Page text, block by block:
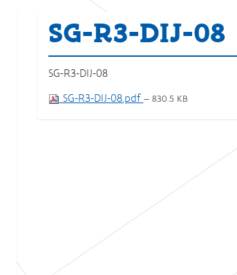
SG-R3-DIJ-08
SG-R3-DIJ-08
SG-R3-DIJ-08.pdf — 830.5 KB